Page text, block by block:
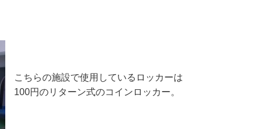
こちらの施設で使用しているロッカーは
100円のリターン式のコインロッカー。